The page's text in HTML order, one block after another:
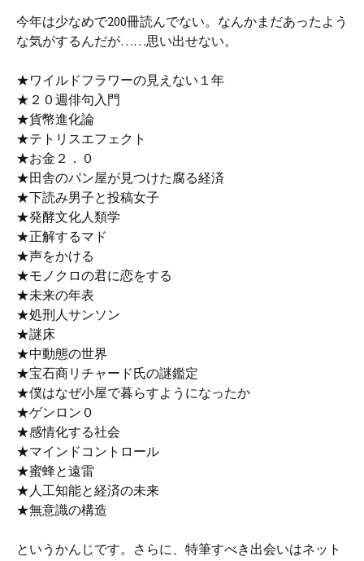
今年は少なめで200冊読んでない。なんかまだあったよう
な気がするんだが……思い出せない。
★ワイルドフラワーの見えない１年
★２０週俳句入門
★貨幣進化論
★テトリスエフェクト
★お金２．０
★田舎のパン屋が見つけた腐る経済
★下読み男子と投稿女子
★発酵文化人類学
★正解するマド
★声をかける
★モノクロの君に恋をする
★未来の年表
★処刑人サンソン
★謎床
★中動態の世界
★宝石商リチャード氏の謎鑑定
★僕はなぜ小屋で暮らすようになったか
★ゲンロン０
★感情化する社会
★マインドコントロール
★蜜蜂と遠雷
★人工知能と経済の未来
★無意識の構造
というかんじです。さらに、特筆すべき出会いはネット